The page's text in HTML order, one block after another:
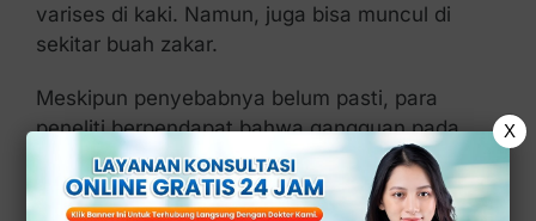
varises di kaki. Namun, juga bisa muncul di
sekitar buah zakar.
Meskipun penyebabnya belum pasti, para
peneliti berpendapat bahwa gangguan pada
katup vena mungkin menjadi pemicunya.
Banyak yang mengaitkan varikokel dengan
X